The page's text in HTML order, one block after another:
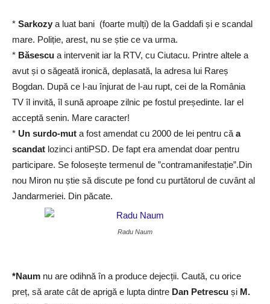
* Sarkozy a luat bani (foarte mulți) de la Gaddafi și e scandal
mare. Poliție, arest, nu se știe ce va urma.
* Băsescu a intervenit iar la RTV, cu Ciutacu. Printre altele a
avut și o săgeată ironică, deplasată, la adresa lui Rareș
Bogdan. După ce l-au înjurat de l-au rupt, cei de la România
TV îl invită, îl sună aproape zilnic pe fostul președinte. Iar el
acceptă senin. Mare caracter!
* Un surdo-mut a fost amendat cu 2000 de lei pentru că a
scandat lozinci antiPSD. De fapt era amendat doar pentru
participare. Se folosește termenul de ”contramanifestație”.Din
nou Miron nu știe să discute pe fond cu purtătorul de cuvânt al
Jandarmeriei. Din păcate.
Radu Naum
*Naum nu are odihnă în a produce dejecții. Caută, cu orice
preț, să arate cât de aprigă e lupta dintre Dan Petrescu și M.